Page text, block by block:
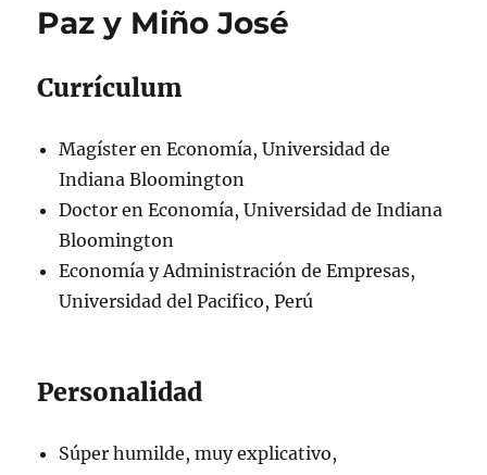
Paz y Miño José
Currículum
Magíster en Economía, Universidad de
Indiana Bloomington
Doctor en Economía, Universidad de Indiana
Bloomington
Economía y Administración de Empresas,
Universidad del Pacifico, Perú
Personalidad
Súper humilde, muy explicativo,